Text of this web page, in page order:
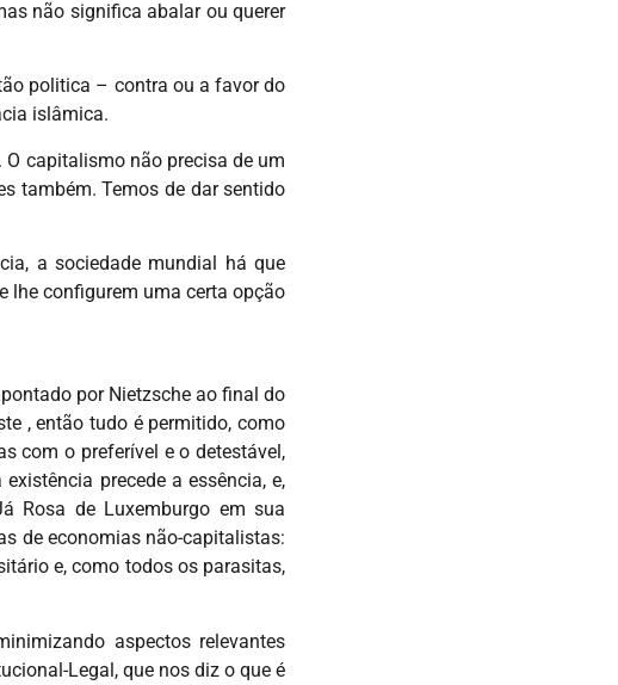
não significa abalar ou querer
politica – contra ou a favor do
islâmica.
capitalismo não precisa de um
também. Temos de dar sentido
a sociedade mundial há que
lhe configurem uma certa opção
por Nietzsche ao final do
, então tudo é permitido, como
com o preferível e o detestável,
precede a essência, e,
Rosa de Luxemburgo em sua
de economias não-capitalistas:
e, como todos os parasitas,
aspectos relevantes
Legal, que nos diz o que é